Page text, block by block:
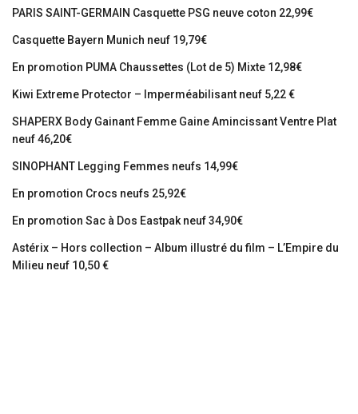
PARIS SAINT-GERMAIN Casquette PSG neuve coton 22,99€
Casquette Bayern Munich neuf 19,79€
En promotion PUMA Chaussettes (Lot de 5) Mixte 12,98€
Kiwi Extreme Protector – Imperméabilisant neuf 5,22 €
SHAPERX Body Gainant Femme Gaine Amincissant Ventre Plat
neuf 46,20€
SINOPHANT Legging Femmes neufs 14,99€
En promotion Crocs neufs 25,92€
En promotion Sac à Dos Eastpak neuf 34,90€
Astérix – Hors collection – Album illustré du film – L’Empire du
Milieu neuf 10,50 €